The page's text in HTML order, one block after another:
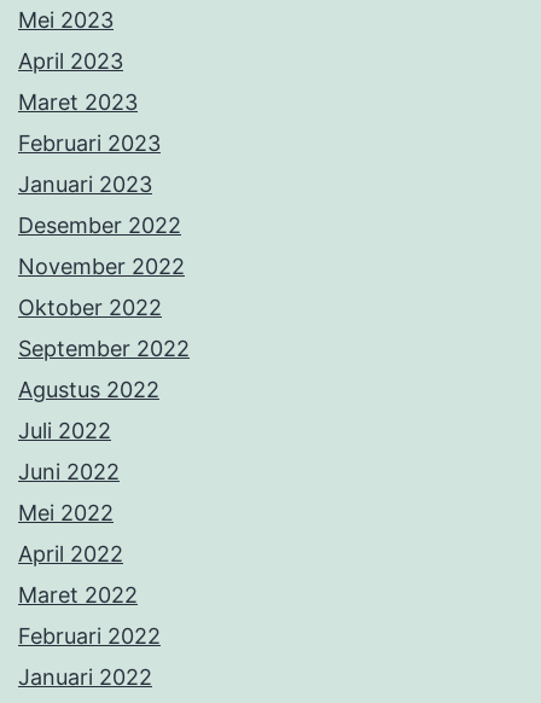
Mei 2023
April 2023
Maret 2023
Februari 2023
Januari 2023
Desember 2022
November 2022
Oktober 2022
September 2022
Agustus 2022
Juli 2022
Juni 2022
Mei 2022
April 2022
Maret 2022
Februari 2022
Januari 2022